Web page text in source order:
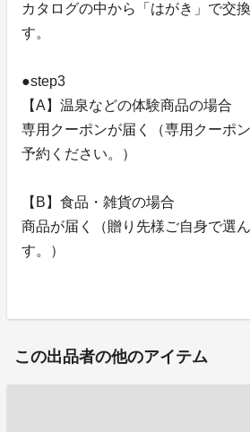
カタログの中から「はがき」で交
す。
●step3
【A】温泉などの体験商品の場合
専用クーポンが届く（専用クーポ
予約ください。）
【B】食品・雑貨の場合
商品が届く（贈り先様ご自身で選
す。）
この出品者の他のアイテム